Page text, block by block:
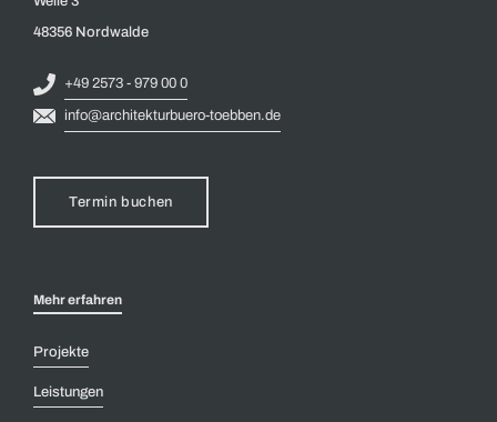
48356 Nordwalde
+49 2573 - 979 00 0
info@architekturbuero-toebben.de
Termin buchen
Mehr erfahren
Projekte
Leistungen